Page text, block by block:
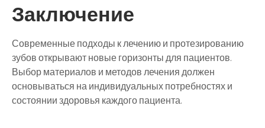
Заключение
Современные подходы к лечению и протезированию
зубов открывают новые горизонты для пациентов.
Выбор материалов и методов лечения должен
основываться на индивидуальных потребностях и
состоянии здоровья каждого пациента.